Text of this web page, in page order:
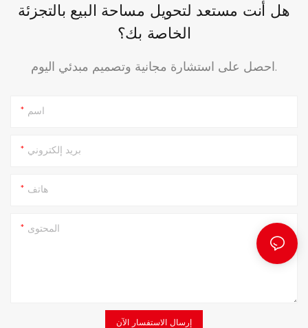
هل أنت مستعد لتحويل مساحة البيع بالتجزئة
الخاصة بك؟
احصل على استشارة مجانية وتصميم مبدئي اليوم.
اسم
بريد إلكتروني
هاتف
المحتوى
إرسال الاستفسار الآن